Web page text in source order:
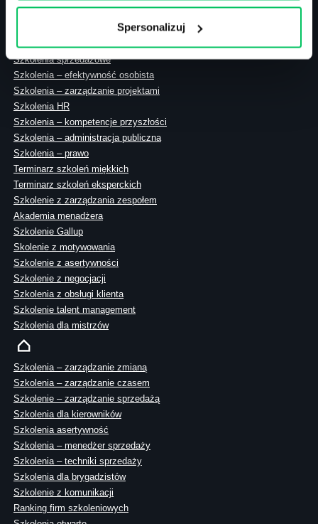
Spersonalizuj
Szkolenia menedżerskie
Szkolenia sprzedażowe
Szkolenia – efektywność osobista
Szkolenia – zarządzanie projektami
Szkolenia HR
Szkolenia – kompetencje przyszłości
Szkolenia – administracja publiczna
Szkolenia – prawo
Terminarz szkoleń miękkich
Terminarz szkoleń eksperckich
Szkolenie z zarządzania zespołem
Akademia menadżera
Szkolenie Gallup
Skolenie z motywowania
Szkolenie z asertywności
Szkolenie z negocjacji
Szkolenia z obsługi klienta
Szkolenie talent management
Szkolenia dla mistrzów
Szkolenia – zarządzanie zmianą
Szkolenia – zarządzanie czasem
Szkolenie – zarządzanie sprzedażą
Szkolenia dla kierowników
Szkolenia asertywność
Szkolenia – menedżer sprzedaży
Szkolenia – techniki sprzedaży
Szkolenia dla brygadzistów
Szkolenie z komunikacji
Ranking firm szkoleniowych